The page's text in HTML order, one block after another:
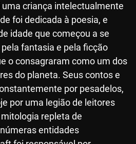
criança intelectualmente
foi dedicada à poesia, e
idade que começou a se
fantasia e pela ficção
o consagraram como um dos
do planeta. Seus contos e
por pesadelos,
por uma legião de leitores
repleta de
entidades